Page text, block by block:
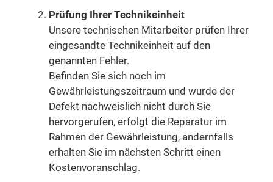
Prüfung Ihrer Technikeinheit
Unsere technischen Mitarbeiter prüfen Ihrer
eingesandte Technikeinheit auf den
genannten Fehler.
Befinden Sie sich noch im
Gewährleistungszeitraum und wurde der
Defekt nachweislich nicht durch Sie
hervorgerufen, erfolgt die Reparatur im
Rahmen der Gewährleistung, andernfalls
erhalten Sie im nächsten Schritt einen
Kostenvoranschlag.